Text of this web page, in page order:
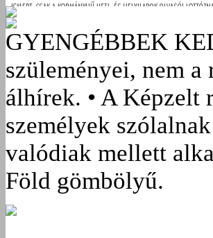
GYENGÉBBEK
szüleményei, nem
álhírek. • A Képzelt
személyek
valódiak mellett
Föld gömbölyű.